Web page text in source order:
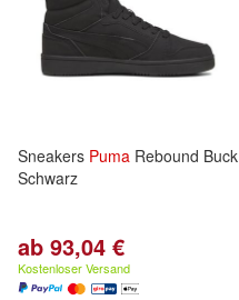
Sneakers Puma Rebound Buck
Schwarz
ab 93,04 €
Kostenloser Versand